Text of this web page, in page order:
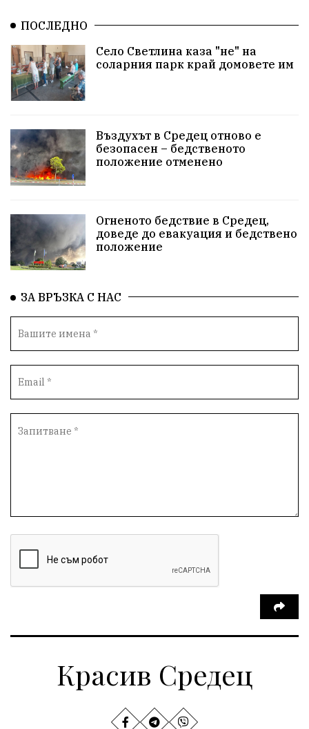
ПОСЛЕДНО
Село Светлина каза "не" на
соларния парк край домовете им
Въздухът в Средец отново е
безопасен – бедственото
положение отменено
Огненото бедствие в Средец,
доведе до евакуация и бедствено
положение
ЗА ВРЪЗКА С НАС
Красив Средец